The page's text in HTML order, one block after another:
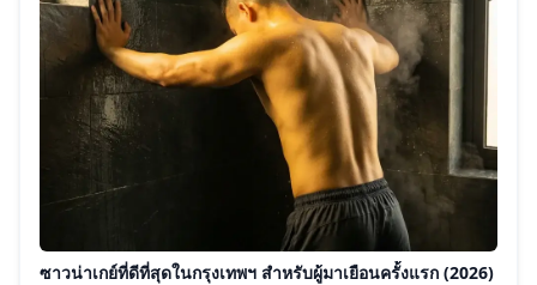
ซาวน่าเกย์ที่ดีที่สุดในกรุงเทพฯ สำหรับผู้มาเยือนครั้งแรก (2026)